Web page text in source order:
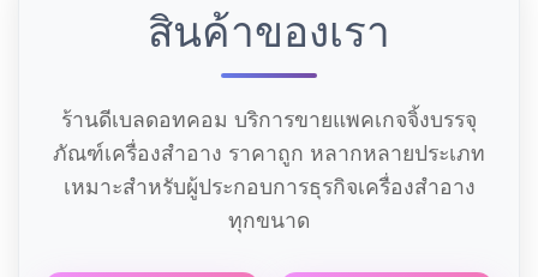
สินค้าของเรา
ร้านดีเบลดอทคอม บริการขายแพคเกจจิ้งบรรจุ
ภัณฑ์เครื่องสำอาง ราคาถูก หลากหลายประเภท
เหมาะสำหรับผู้ประกอบการธุรกิจเครื่องสำอาง
ทุกขนาด